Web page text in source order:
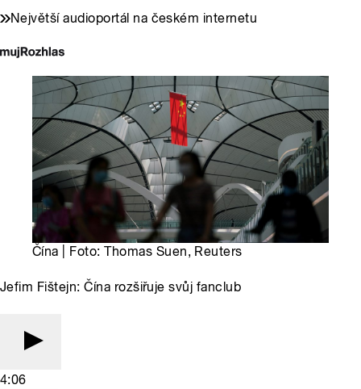
Největší audioportál na českém internetu
Čína | Foto: Thomas Suen, Reuters
Jefim Fištejn: Čína rozšiřuje svůj fanclub
4:06